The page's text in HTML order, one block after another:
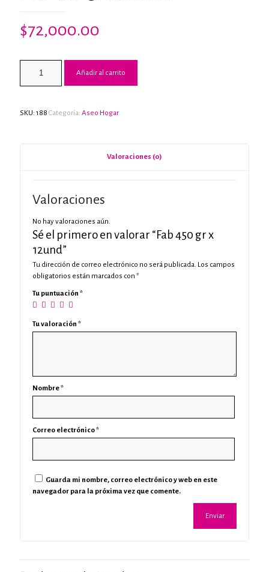
$72,000.00
Añadir al carrito
SKU: 188 Categoría: Aseo Hogar
Valoraciones (0)
Valoraciones
No hay valoraciones aún.
Sé el primero en valorar “Fab 450 gr x
12und”
Tu dirección de correo electrónico no será publicada. Los campos
obligatorios están marcados con *
Tu puntuación *
Tu valoración *
Nombre*
Correo electrónico*
Guarda mi nombre, correo electrónico y web en este
navegador para la próxima vez que comente.